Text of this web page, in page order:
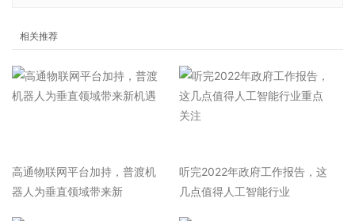
相关推荐
高通物联网平台加持，普渡机
器人为垂直领域带来新
听完2022年政府工作报告，这
几点值得人工智能行业